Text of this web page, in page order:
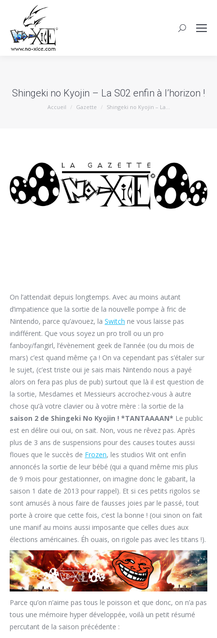
Shingeki no Kyojin – La S02 enfin à l’horizon !
Vous êtes ici :
Accueil Gazette Shingeki no Kyojin – La…
On l’attendait depuis longtemps. Avec au moins autant
d’impatience que la sortie de la nouvelle pompe à fric de
Nintendo, parce qu’avouez, la Switch ne vous laisse pas
indifférent. Que vous soyez un pro troll ou un pro
fanboy/fangirl, l’évènement geek de l’année (ou du mois de
mars) c’est quand même ça ! On va cependant pas s’étaler sur
le sujet, (c’est triste oui je sais mais Nintendo nous a payé
alors on fera pas plus de pub) surtout que là il est question de
la sortie, Mesdames et Messieurs accrochez-vous à autre
chose qu’à votre clavier ou à votre mère : la sortie de la
saison 2 de Shingeki No Kyojin ! *TANTAAAAN* Le public
est en délire oui oui, on sait. Non, vous ne rêvez pas. Après
plus de 3 ans de suspensions pour des causes toutes aussi
floues que le succès de Frozen, les studios Wit ont enfin
annoncés la sortie de leur bébé (qui a quand même mis plus
de 9 mois pour gestationner, on imagine donc le gabarit, la
saison 1 date de 2013 pour rappel). Et si ces petits rigolos se
sont amusés à nous faire de fausses joies par le passé, tout
porte à croire que cette fois, c’est la bonne ! (oui sinon on fait
une manif au moins aussi imposante que celles dues aux
élections américaines. Éh ouais, on rigole pas avec les titans !).
Parce qu’on n’aime pas tous le poisson et que donc, on n’a pas
tous une mémoire hyper développée, voilà un petit résumé
percutant de la saison précédente :